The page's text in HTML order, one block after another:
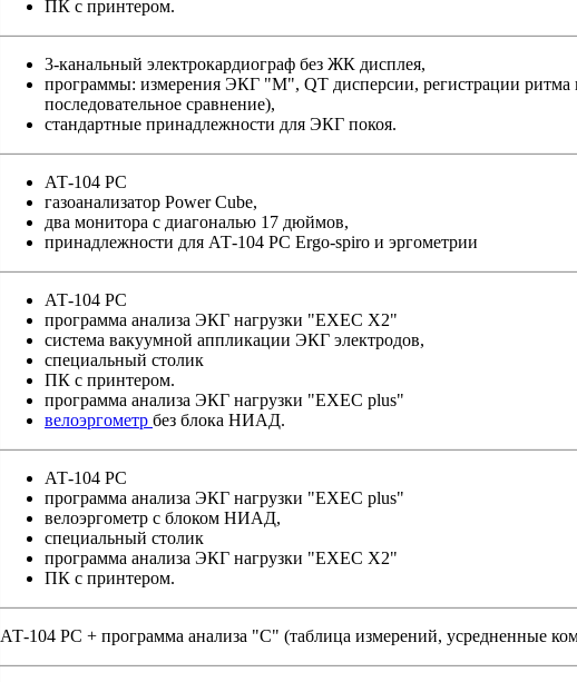
ПК с принтером.
3-канальный электрокардиограф без ЖК дисплея,
программы: измерения ЭКГ "М", QT дисперсии, регистрации
последовательное сравнение),
стандартные принадлежности для ЭКГ покоя.
АТ-104 PC
газоанализатор Power Cube,
два монитора с диагональю 17 дюймов,
принадлежности для АТ-104 PC Ergo-spiro и эргометрии
АТ-104 PC
программа анализа ЭКГ нагрузки "EXEC X2"
система вакуумной аппликации ЭКГ электродов,
специальный столик
ПК с принтером.
программа анализа ЭКГ нагрузки "EXEC plus"
велоэргометр без блока НИАД.
АТ-104 PC
программа анализа ЭКГ нагрузки "EXEC plus"
велоэргометр c блоком НИАД,
специальный столик
программа анализа ЭКГ нагрузки "EXEC X2"
ПК с принтером.
АТ-104 PC + программа анализа "С" (таблица измерений, усредненные